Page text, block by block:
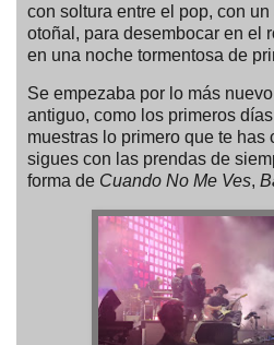
con soltura entre el pop, con
otoñal, para desembocar en el
en una noche tormentosa de
Se empezaba por lo más
antiguo, como los primeros
muestras lo primero que te has
sigues con las prendas de
forma de Cuando No Me Ves,